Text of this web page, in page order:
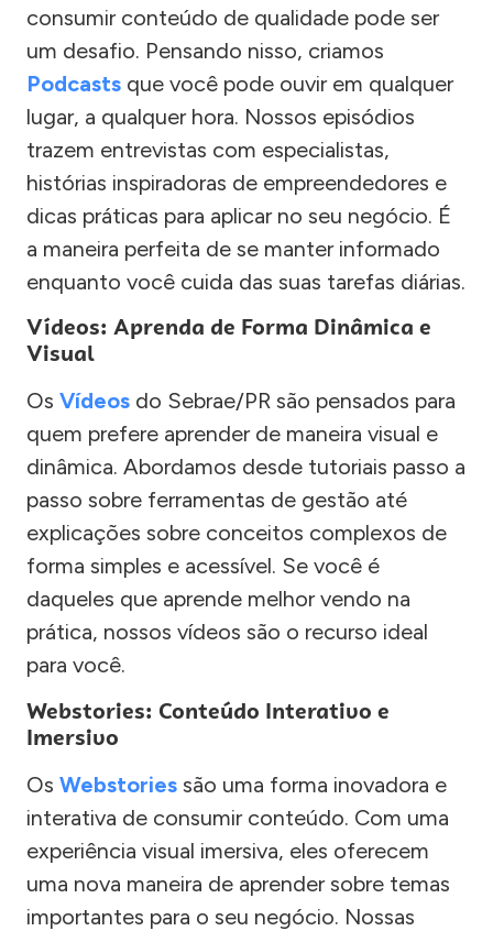
consumir conteúdo de qualidade pode ser
um desafio. Pensando nisso, criamos
Podcasts que você pode ouvir em qualquer
lugar, a qualquer hora. Nossos episódios
trazem entrevistas com especialistas,
histórias inspiradoras de empreendedores e
dicas práticas para aplicar no seu negócio. É
a maneira perfeita de se manter informado
enquanto você cuida das suas tarefas diárias.
Vídeos: Aprenda de Forma Dinâmica e
Visual
Os Vídeos do Sebrae/PR são pensados para
quem prefere aprender de maneira visual e
dinâmica. Abordamos desde tutoriais passo a
passo sobre ferramentas de gestão até
explicações sobre conceitos complexos de
forma simples e acessível. Se você é
daqueles que aprende melhor vendo na
prática, nossos vídeos são o recurso ideal
para você.
Webstories: Conteúdo Interativo e
Imersivo
Os Webstories são uma forma inovadora e
interativa de consumir conteúdo. Com uma
experiência visual imersiva, eles oferecem
uma nova maneira de aprender sobre temas
importantes para o seu negócio. Nossas